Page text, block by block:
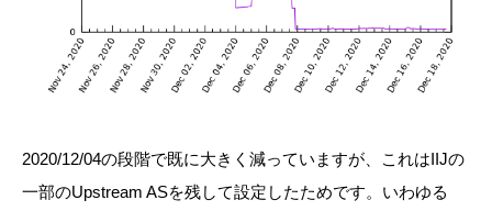
2020/12/04の段階で既に大きく減っていますが、これはIIJの
一部のUpstream ASを残して設定したためです。いわゆる